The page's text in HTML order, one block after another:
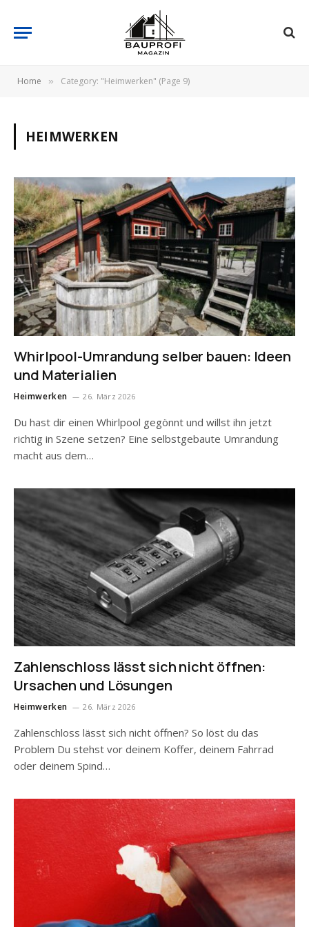
Home » Category: "Heimwerken" (Page 9)
HEIMWERKEN
Whirlpool-Umrandung selber bauen: Ideen
und Materialien
Heimwerken 26. März 2026
Du hast dir einen Whirlpool gegönnt und willst ihn jetzt
richtig in Szene setzen? Eine selbstgebaute Umrandung
macht aus dem…
Zahlenschloss lässt sich nicht öffnen:
Ursachen und Lösungen
Heimwerken 26. März 2026
Zahlenschloss lässt sich nicht öffnen? So löst du das
Problem Du stehst vor deinem Koffer, deinem Fahrrad
oder deinem Spind…